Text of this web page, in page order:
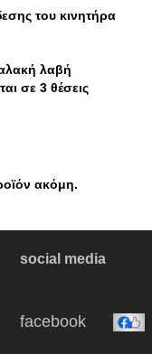
του κινητήρα
λαβή
σε 3 θέσεις
ακόμη.
social media
facebook